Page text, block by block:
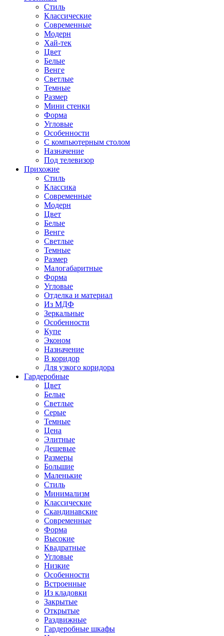
Стиль
Классические
Современные
Модерн
Хай-тек
Цвет
Белые
Венге
Светлые
Темные
Размер
Мини стенки
Форма
Угловые
Особенности
С компьютерным столом
Назначение
Под телевизор
Прихожие
Стиль
Классика
Современные
Модерн
Цвет
Белые
Венге
Светлые
Темные
Размер
Малогабаритные
Форма
Угловые
Отделка и материал
Из МДФ
Зеркальные
Особенности
Купе
Эконом
Назначение
В коридор
Для узкого коридора
Гардеробные
Цвет
Белые
Светлые
Серые
Темные
Цена
Элитные
Дешевые
Размеры
Большие
Маленькие
Стиль
Минимализм
Классические
Скандинавские
Современные
Форма
Высокие
Квадратные
Угловые
Низкие
Особенности
Встроенные
Из кладовки
Закрытые
Открытые
Раздвижные
Гардеробные шкафы